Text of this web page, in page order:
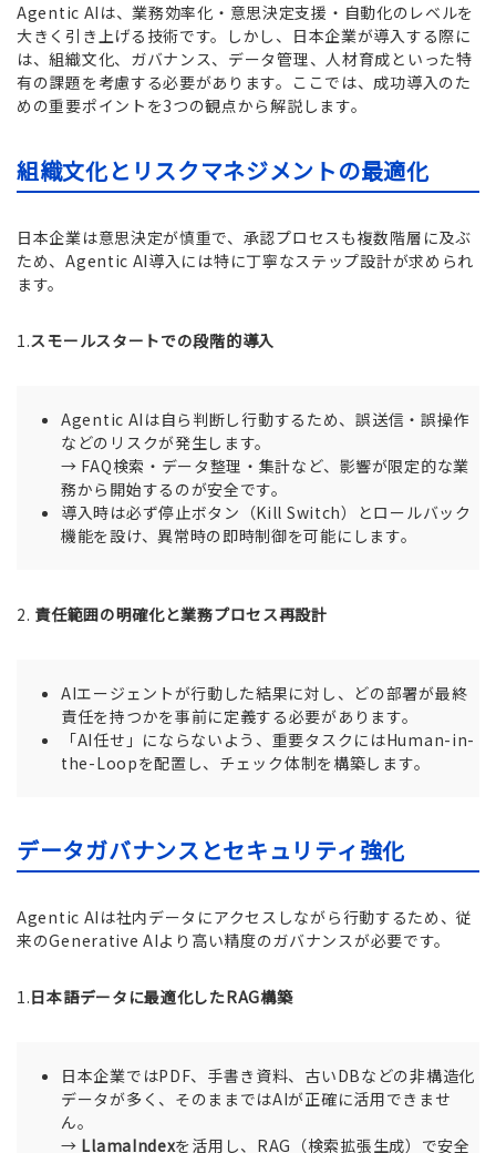
Agentic AIは、業務効率化・意思決定支援・自動化のレベルを
大きく引き上げる技術です。しかし、日本企業が導入する際に
は、組織文化、ガバナンス、データ管理、人材育成といった特
有の課題を考慮する必要があります。ここでは、成功導入のた
めの重要ポイントを3つの観点から解説します。
組織文化とリスクマネジメントの最適化
日本企業は意思決定が慎重で、承認プロセスも複数階層に及ぶ
ため、Agentic AI導入には特に丁寧なステップ設計が求められ
ます。
1.スモールスタートでの段階的導入
Agentic AIは自ら判断し行動するため、誤送信・誤操作
などのリスクが発生します。
→ FAQ検索・データ整理・集計など、影響が限定的な業
務から開始するのが安全です。
導入時は必ず停止ボタン（Kill Switch）とロールバック
機能を設け、異常時の即時制御を可能にします。
2. 責任範囲の明確化と業務プロセス再設計
AIエージェントが行動した結果に対し、どの部署が最終
責任を持つかを事前に定義する必要があります。
「AI任せ」にならないよう、重要タスクにはHuman-in-
the-Loopを配置し、チェック体制を構築します。
データガバナンスとセキュリティ強化
Agentic AIは社内データにアクセスしながら行動するため、従
来のGenerative AIより高い精度のガバナンスが必要です。
1.日本語データに最適化したRAG構築
日本企業ではPDF、手書き資料、古いDBなどの非構造化
データが多く、そのままではAIが正確に活用できませ
ん。
→ LlamaIndexを活用し、RAG（検索拡張生成）で安全